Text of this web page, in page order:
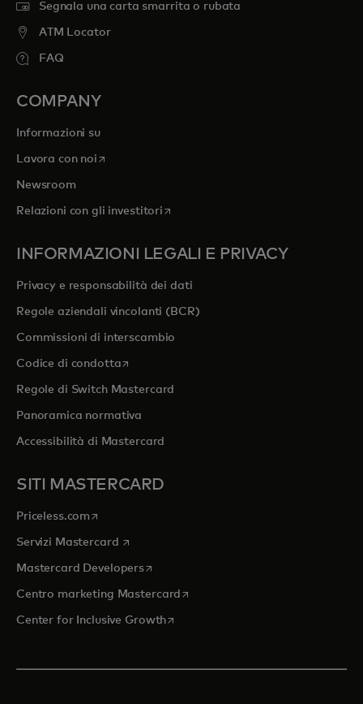
Segnala una carta smarrita o rubata
ATM Locator
FAQ
COMPANY
Informazioni su
Lavora con noi si apre in una nuova scheda
Newsroom
Relazioni con gli investitorisi apre in una nuova scheda
INFORMAZIONI LEGALI E PRIVACY
Privacy e responsabilità dei dati
Regole aziendali vincolanti (BCR)
Commissioni di interscambio
Codice di condottasi apre in una nuova scheda
Regole di Switch Mastercard
Panoramica normativa
Accessibilità di Mastercard
SITI MASTERCARD
Priceless.com si apre in una nuova scheda
Servizi Mastercard si apre in una nuova scheda
Mastercard Developerssi apre in una nuova scheda
Centro marketing Mastercard si apre in una nuova scheda
Center for Inclusive Growthsi apre in una nuova scheda